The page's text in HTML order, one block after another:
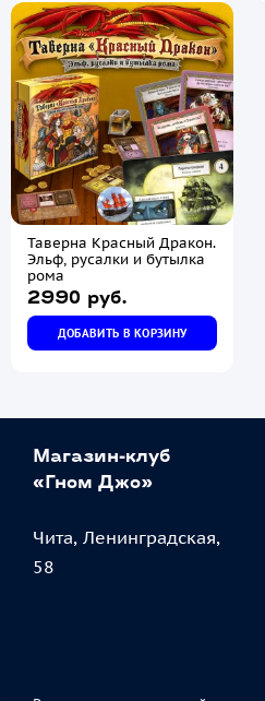
Таверна Красный Дракон.
Эльф, русалки и бутылка
рома
2990 руб.
ДОБАВИТЬ В КОРЗИНУ
Магазин-клуб
«Гном Джо»
Чита, Ленинградская,
58